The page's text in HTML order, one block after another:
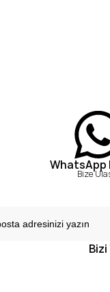
WhatsApp
Bize